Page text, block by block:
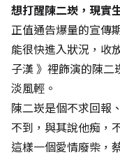
想打醒陳二崁，現實
正值通告爆量的宣傳
能很快進入狀況，收
子漢 》裡飾演的陳二
淡風輕。
陳二崁是個不求回報
不到，與其說他痴，
這樣一個愛情廢柴，